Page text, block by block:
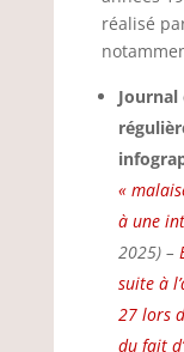
réalisé
«
à une
2025) –
suite à
27 lors
du fait